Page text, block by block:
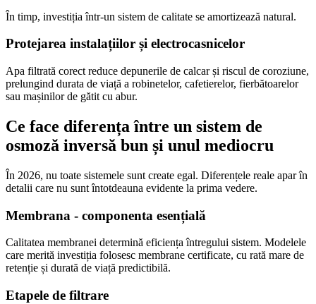
În timp, investiția într-un sistem de calitate se amortizează natural.
Protejarea instalațiilor și electrocasnicelor
Apa filtrată corect reduce depunerile de calcar și riscul de coroziune,
prelungind durata de viață a robinetelor, cafetierelor, fierbătoarelor
sau mașinilor de gătit cu abur.
Ce face diferența între un sistem de
osmoză inversă bun și unul mediocru
În 2026, nu toate sistemele sunt create egal. Diferențele reale apar în
detalii care nu sunt întotdeauna evidente la prima vedere.
Membrana - componenta esențială
Calitatea membranei determină eficiența întregului sistem. Modelele
care merită investiția folosesc membrane certificate, cu rată mare de
retenție și durată de viață predictibilă.
Etapele de filtrare